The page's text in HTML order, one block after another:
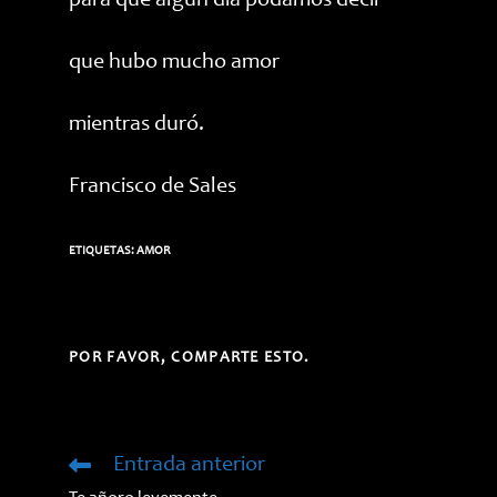
que hubo mucho amor
mientras duró.
Francisco de Sales
ETIQUETAS:AMOR
POR FAVOR, COMPARTE ESTO.
Leer
Entrada anterior